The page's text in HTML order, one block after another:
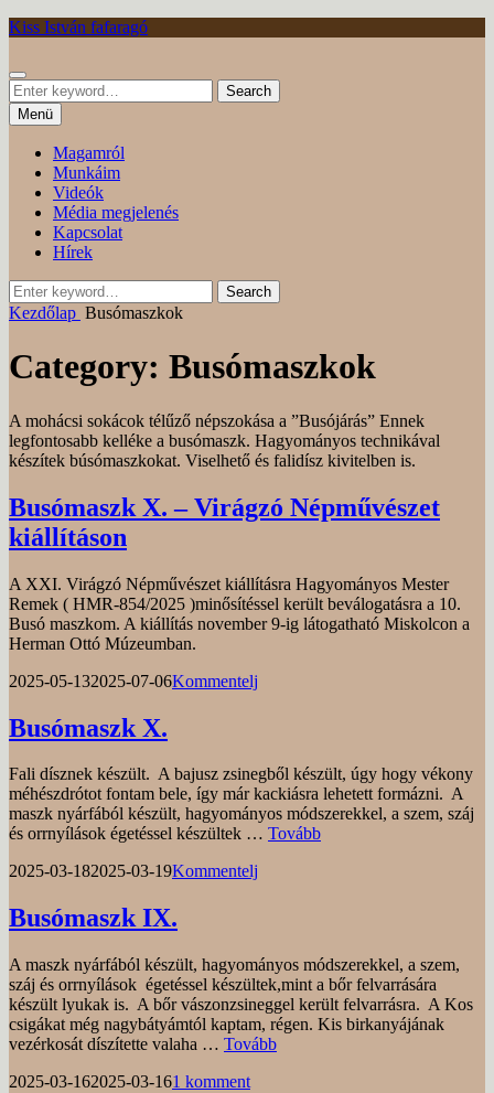
Tovább
Kiss István fafaragó
Keresés
Search
for:
Search
Menü
Magamról
Munkáim
Videók
Média megjelenés
Kapcsolat
Hírek
Search
for:
Search
Kezdőlap Busómaszkok
Category: Busómaszkok
A mohácsi sokácok télűző népszokása a ”Busójárás” Ennek
legfontosabb kelléke a busómaszk. Hagyományos technikával
készítek búsómaszkokat. Viselhető és falidísz kivitelben is.
Busómaszk X. – Virágzó Népművészet
kiállításon
A XXI. Virágzó Népművészet kiállításra Hagyományos Mester
Remek ( HMR-854/2025 )minősítéssel került beválogatásra a 10.
Busó maszkom. A kiállítás november 9-ig látogatható Miskolcon a
Herman Ottó Múzeumban.
Posted
2025-05-132025-07-06by
Kommentelj
Busómaszk X.
Fali dísznek készült. A bajusz zsinegből készült, úgy hogy vékony
méhészdrótot fontam bele, így már kackiásra lehetett formázni. A
maszk nyárfából készült, hagyományos módszerekkel, a szem, száj
és orrnyílások égetéssel készültek … TovábbBusómaszk
Posted
2025-03-182025-03-19by
Kommentelj
Busómaszk IX.
A maszk nyárfából készült, hagyományos módszerekkel, a szem,
száj és orrnyílások égetéssel készültek,mint a bőr felvarrására
készült lyukak is. A bőr vászonzsineggel került felvarrásra. A Kos
csigákat még nagybátyámtól kaptam, régen. Kis birkanyájának
vezérkosát díszítette valaha … TovábbBusómaszk
Posted
2025-03-162025-03-16by
1 komment